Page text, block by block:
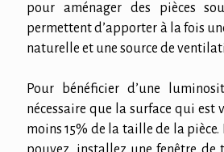
pour aménager des pièces
permettent d’apporter à la fois
naturelle et une source de
Pour bénéficier d’une
nécessaire que la surface qui est
moins 15% de la taille de la pièce.